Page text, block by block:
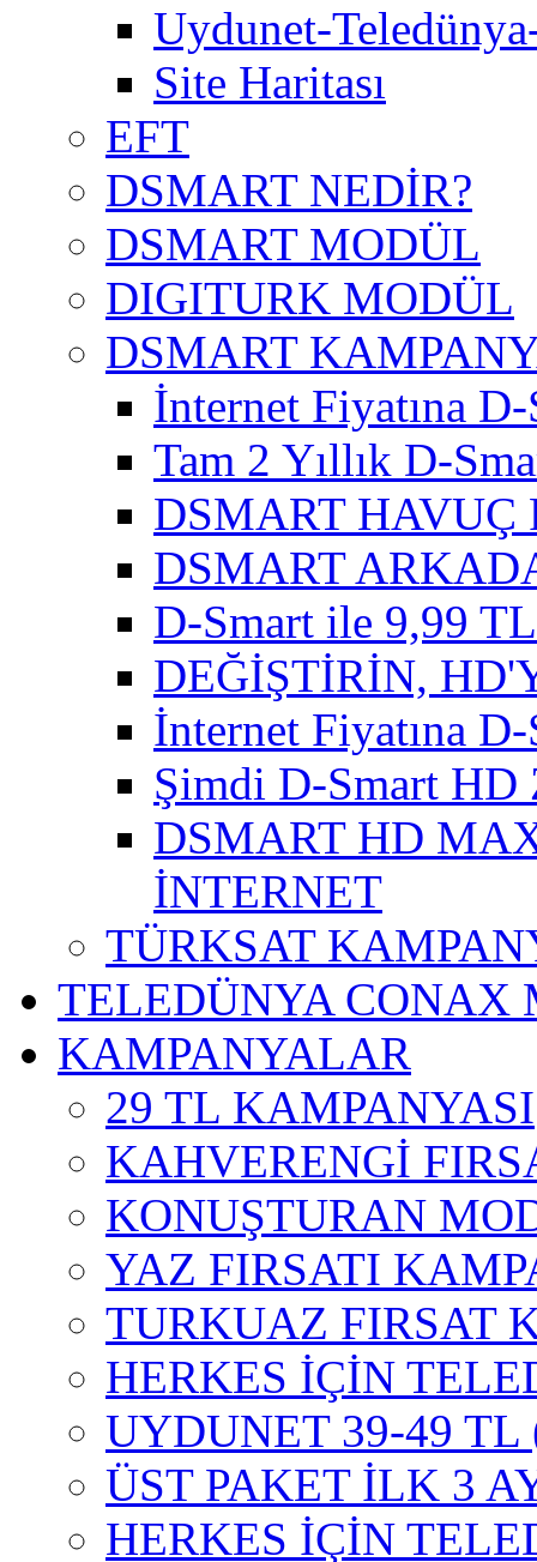
Uydunet-
Site Haritası
EFT
DSMART NEDİR?
DSMART MODÜL
DIGITURK MODÜL
DSMART
İnternet Fiyatına
Tam 2 Yıllık D-
DSMART HAVUÇ
DSMART
D-Smart ile 9,99
DEĞİŞTİRİN,
İnternet Fiyatına
Şimdi D-Smart HD
DSMART HD
İNTERNET
TÜRKSAT
TELEDÜNYA CONAX
KAMPANYALAR
29 TL KAMPANYASI
KAHVERENGİ
KONUŞTURAN
YAZ FIRSATI
TURKUAZ FIRSAT
HERKES İÇİN
UYDUNET 39-49
ÜST PAKET İLK 3
HERKES İÇİN